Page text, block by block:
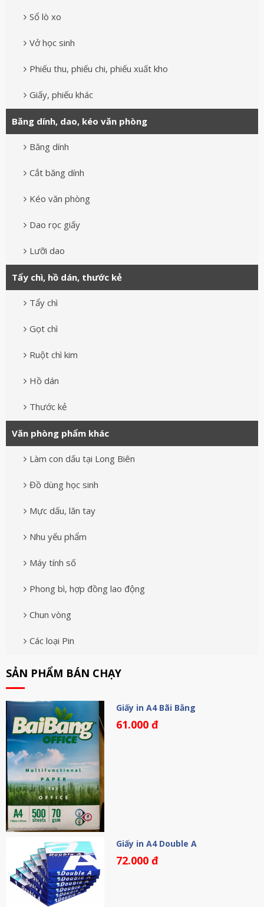
Sổ lò xo
Vở học sinh
Phiếu thu, phiếu chi, phiếu xuất kho
Giấy, phiếu khác
Băng dính, dao, kéo văn phòng
Băng dính
Cắt băng dính
Kéo văn phòng
Dao rọc giấy
Lưỡi dao
Tẩy chì, hồ dán, thước kẻ
Tẩy chì
Gọt chì
Ruột chì kim
Hồ dán
Thước kẻ
Văn phòng phẩm khác
Làm con dấu tại Long Biên
Đồ dùng học sinh
Mực dấu, lăn tay
Nhu yếu phẩm
Máy tính số
Phong bì, hợp đồng lao động
Chun vòng
Các loại Pin
SẢN PHẨM BÁN CHẠY
Giấy in A4 Bãi Bằng
61.000 đ
Giấy in A4 Double A
72.000 đ